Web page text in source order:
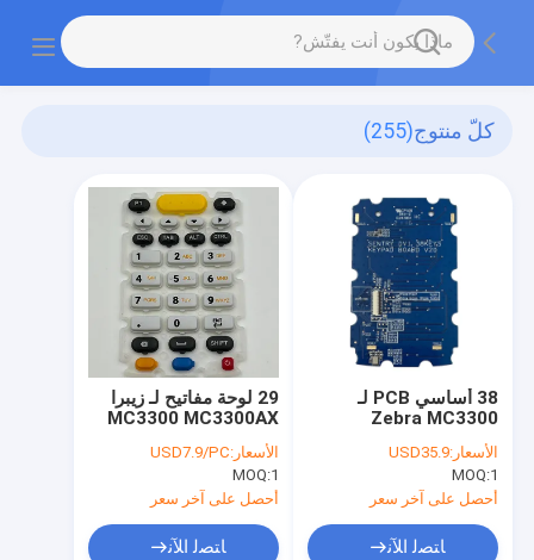
كلّ منتوج(255)
29 لوحة مفاتيح لـ زيبرا
MC3300 MC3300AX
الأسعار:USD7.9/PC
MOQ:1
أحصل على آخر سعر
ﺎﺘﺼﻟ ﺍﻶﻧ
38 أساسي PCB لـ
Zebra MC3300
MC33ax MC3300ax
سلسلة
الأسعار:USD35.9
MOQ:1
أحصل على آخر سعر
ﺎﺘﺼﻟ ﺍﻶﻧ